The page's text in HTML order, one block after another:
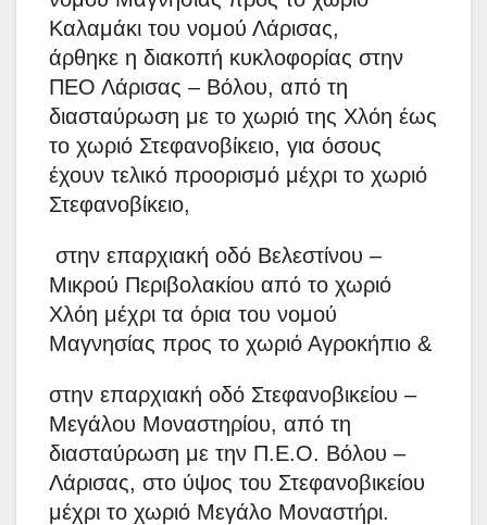
Καλαμάκι του νομού Λάρισας,
άρθηκε η διακοπή κυκλοφορίας στην
ΠΕΟ Λάρισας – Βόλου, από τη
διασταύρωση με το χωριό της Χλόη έως
το χωριό Στεφανοβίκειο, για όσους
έχουν τελικό προορισμό μέχρι το χωριό
Στεφανοβίκειο,
στην επαρχιακή οδό Βελεστίνου –
Μικρού Περιβολακίου από το χωριό
Χλόη μέχρι τα όρια του νομού
Μαγνησίας προς το χωριό Αγροκήπιο &
στην επαρχιακή οδό Στεφανοβικείου –
Μεγάλου Μοναστηρίου, από τη
διασταύρωση με την Π.Ε.Ο. Βόλου –
Λάρισας, στο ύψος του Στεφανοβικείου
μέχρι το χωριό Μεγάλο Μοναστήρι.